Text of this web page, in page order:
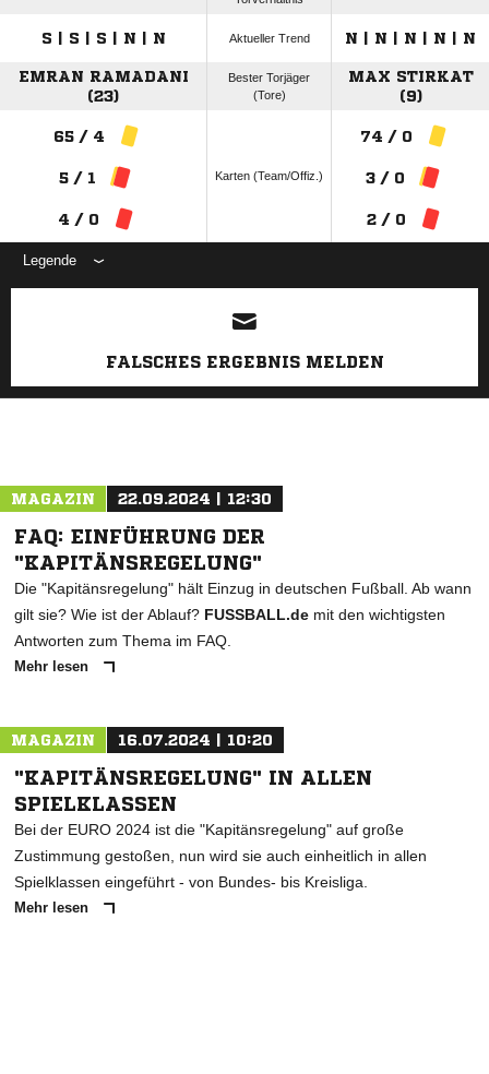
S | S | S | N | N Aktueller Trend N | N | N | N | N
EMRAN RAMADANI
(23)
Bester Torjäger
(Tore)
MAX STIRKAT
(9)
65 / 4
5 / 1
4 / 0
Karten (Team/Offiz.)
74 / 0
3 / 0
2 / 0
Legende
ANZEIGE
FALSCHES ERGEBNIS MELDEN
MAGAZIN 22.09.2024 | 12:30
FAQ: EINFÜHRUNG DER
"KAPITÄNSREGELUNG"
Die "Kapitänsregelung" hält Einzug in deutschen Fußball. Ab wann
gilt sie? Wie ist der Ablauf? FUSSBALL.de mit den wichtigsten
Antworten zum Thema im FAQ.
Mehr lesen
MAGAZIN 16.07.2024 | 10:20
"KAPITÄNSREGELUNG" IN ALLEN
SPIELKLASSEN
Bei der EURO 2024 ist die "Kapitänsregelung" auf große
Zustimmung gestoßen, nun wird sie auch einheitlich in allen
Spielklassen eingeführt - von Bundes- bis Kreisliga.
Mehr lesen